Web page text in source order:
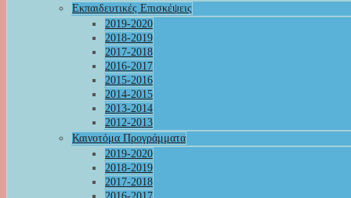
Εκπαιδευτικές Επισκέψεις
2019-2020
2018-2019
2017-2018
2016-2017
2015-2016
2014-2015
2013-2014
2012-2013
Καινοτόμα Προγράμματα
2019-2020
2018-2019
2017-2018